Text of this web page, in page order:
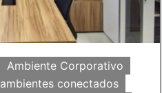
Ambiente Corporativo
ambientes conectados